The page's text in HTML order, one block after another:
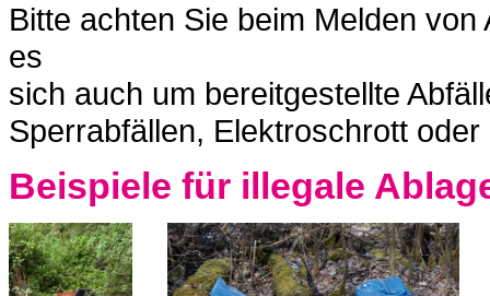
Bitte achten Sie beim Melden
es
sich auch um bereitgestellte
Sperrabfällen, Elektroschrott
Beispiele für illegale